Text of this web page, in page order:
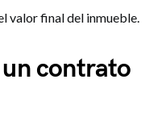
valor final del inmueble.
contrato